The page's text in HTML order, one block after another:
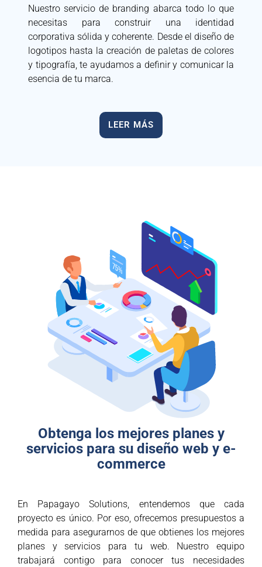
Nuestro servicio de branding abarca todo lo que
necesitas para construir una identidad
corporativa sólida y coherente. Desde el diseño de
logotipos hasta la creación de paletas de colores
y tipografía, te ayudamos a definir y comunicar la
esencia de tu marca.
LEER MÁS
Obtenga los mejores planes y
servicios para su diseño web y e-
commerce
En Papagayo Solutions, entendemos que cada
proyecto es único. Por eso, ofrecemos presupuestos a
medida para asegurarnos de que obtienes los mejores
planes y servicios para tu web. Nuestro equipo
trabajará contigo para conocer tus necesidades